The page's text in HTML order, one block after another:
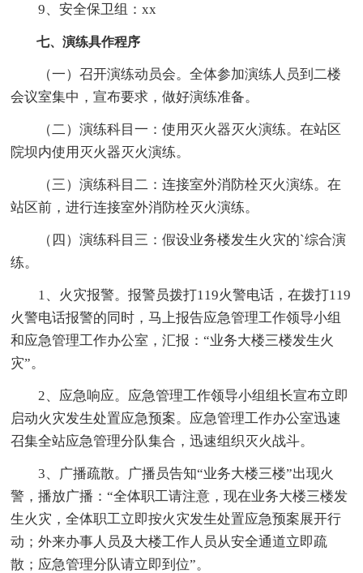
9、安全保卫组：xx
七、演练具作程序
（一）召开演练动员会。全体参加演练人员到二楼
会议室集中，宣布要求，做好演练准备。
（二）演练科目一：使用灭火器灭火演练。在站区
院坝内使用灭火器灭火演练。
（三）演练科目二：连接室外消防栓灭火演练。在
站区前，进行连接室外消防栓灭火演练。
（四）演练科目三：假设业务楼发生火灾的`综合演
练。
1、火灾报警。报警员拨打119火警电话，在拨打119
火警电话报警的同时，马上报告应急管理工作领导小组
和应急管理工作办公室，汇报：“业务大楼三楼发生火
灾”。
2、应急响应。应急管理工作领导小组组长宣布立即
启动火灾发生处置应急预案。应急管理工作办公室迅速
召集全站应急管理分队集合，迅速组织灭火战斗。
3、广播疏散。广播员告知“业务大楼三楼”出现火
警，播放广播：“全体职工请注意，现在业务大楼三楼发
生火灾，全体职工立即按火灾发生处置应急预案展开行
动；外来办事人员及大楼工作人员从安全通道立即疏
散；应急管理分队请立即到位”。